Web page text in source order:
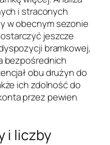
i straconych
w obecnym sezonie
jeszcze
bramkowej,
bezpośrednich
obu drużyn do
ich zdolność do
przez pewien
i liczby